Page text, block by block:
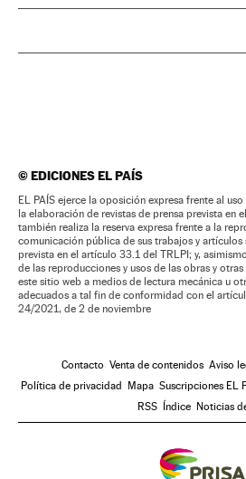
©EDICIONES EL PAÍS
EL PAÍS ejerce la oposición expresa frente al
la elaboración de revistas de prensa prevista en
también realiza la reserva expresa frente a la
comunicación pública de sus trabajos y
prevista en el artículo 33.1 del TRLPI; y,
de las reproducciones y usos de las obras y
este sitio web a medios de lectura mecánica u
adecuados a tal fin de conformidad con el
24/2021, de 2 de noviembre
Contacto Venta de contenidos Aviso
Política de privacidad Mapa Suscripciones EL
RSS Índice Noticias